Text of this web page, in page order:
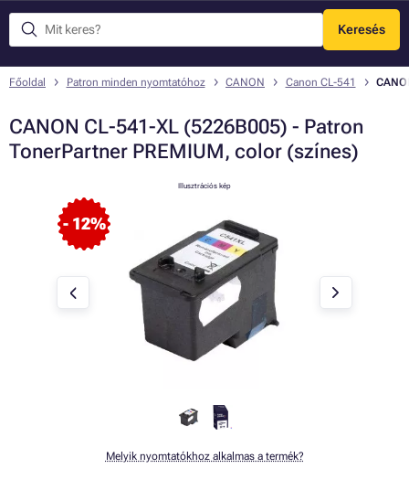
Keresés
Menü
Főoldal Patron minden nyomtatóhoz CANON Canon CL-541
CANON CL-541-XL (5226B005) - Patron
TonerPartner PREMIUM, color (színes)
- 12%
Illusztrációs kép
Melyik nyomtatókhoz alkalmas a termék?